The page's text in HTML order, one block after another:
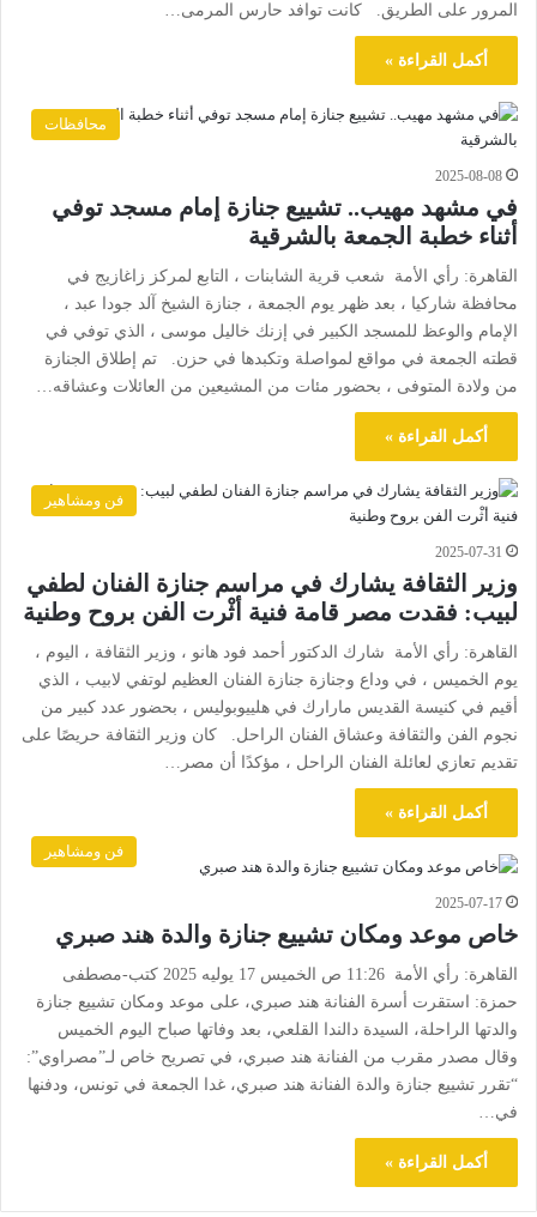
المرور على الطريق. كانت توافد حارس المرمى…
أكمل القراءة »
محافظات
2025-08-08
في مشهد مهيب.. تشييع جنازة إمام مسجد توفي
أثناء خطبة الجمعة بالشرقية
القاهرة: رأي الأمة شعب قرية الشابنات ، التابع لمركز زاغازيج في
محافظة شاركيا ، بعد ظهر يوم الجمعة ، جنازة الشيخ آلد جودا عبد ،
الإمام والوعظ للمسجد الكبير في إزنك خاليل موسى ، الذي توفي في
قطته الجمعة في مواقع لمواصلة وتكبدها في حزن. تم إطلاق الجنازة
من ولادة المتوفى ، بحضور مئات من المشيعين من العائلات وعشاقه…
أكمل القراءة »
فن ومشاهير
2025-07-31
وزير الثقافة يشارك في مراسم جنازة الفنان لطفي
لبيب: فقدت مصر قامة فنية أثْرت الفن بروح وطنية
القاهرة: رأي الأمة شارك الدكتور أحمد فود هانو ، وزير الثقافة ، اليوم ،
يوم الخميس ، في وداع وجنازة جنازة الفنان العظيم لوتفي لابيب ، الذي
أقيم في كنيسة القديس مارارك في هلييوبوليس ، بحضور عدد كبير من
نجوم الفن والثقافة وعشاق الفنان الراحل. كان وزير الثقافة حريصًا على
تقديم تعازي لعائلة الفنان الراحل ، مؤكدًا أن مصر…
أكمل القراءة »
فن ومشاهير
2025-07-17
خاص موعد ومكان تشييع جنازة والدة هند صبري
القاهرة: رأي الأمة 11:26 ص الخميس 17 يوليه 2025 كتب-مصطفى
حمزة: استقرت أسرة الفنانة هند صبري، على موعد ومكان تشييع جنازة
والدتها الراحلة، السيدة دالندا القلعي، بعد وفاتها صباح اليوم الخميس
وقال مصدر مقرب من الفنانة هند صبري، في تصريح خاص لـ”مصراوي”:
“تقرر تشييع جنازة والدة الفنانة هند صبري، غدا الجمعة في تونس، ودفنها
في…
أكمل القراءة »